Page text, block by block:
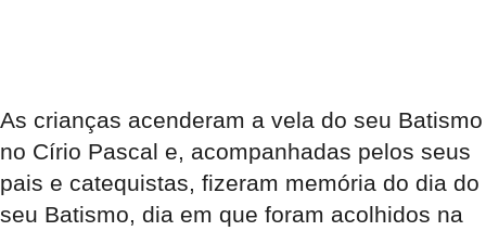
As crianças acenderam a vela do seu Batismo
no Círio Pascal e, acompanhadas pelos seus
pais e catequistas, fizeram memória do dia do
seu Batismo, dia em que foram acolhidos na